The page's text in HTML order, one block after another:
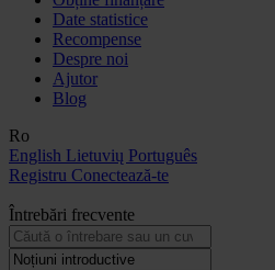
Date statistice
Recompense
Despre noi
Ajutor
Blog
Ro
English Lietuvių Português
Registru Conectează-te
Întrebări frecvente